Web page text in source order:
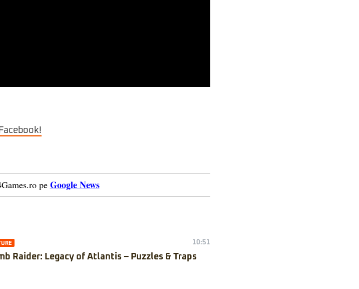
pe Google News
10:51
Raider: Legacy of Atlantis – Puzzles & Traps